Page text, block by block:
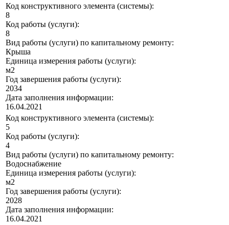
Код конструктивного элемента (системы):
8
Код работы (услуги):
8
Вид работы (услуги) по капитальному ремонту:
Крыша
Единица измерения работы (услуги):
м2
Год завершения работы (услуги):
2034
Дата заполнения информации:
16.04.2021
Код конструктивного элемента (системы):
5
Код работы (услуги):
4
Вид работы (услуги) по капитальному ремонту:
Водоснабжение
Единица измерения работы (услуги):
м2
Год завершения работы (услуги):
2028
Дата заполнения информации:
16.04.2021